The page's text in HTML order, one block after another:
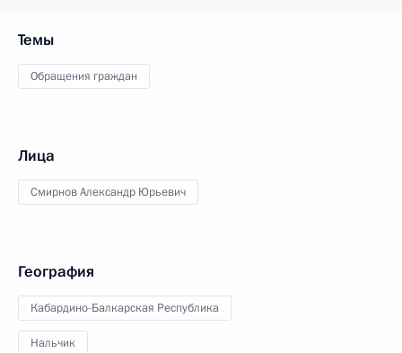
Темы
Обращения граждан
Лица
Смирнов Александр Юрьевич
География
Кабардино-Балкарская Республика
Нальчик